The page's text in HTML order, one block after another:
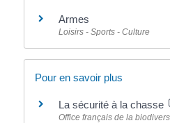
Armes
Loisirs - Sports - Culture
Pour en savoir plus
La sécurité à la chasse
Office français de la